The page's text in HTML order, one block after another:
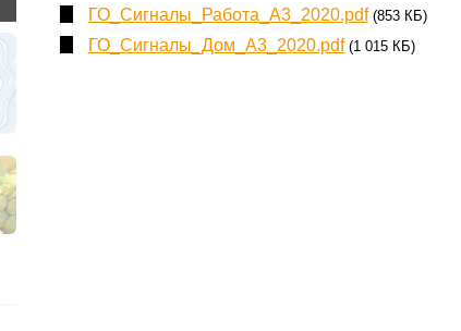
ГО_Сигналы_Работа_А3_2020.pdf (853 КБ)
ГО_Сигналы_Дом_А3_2020.pdf (1 015 КБ)